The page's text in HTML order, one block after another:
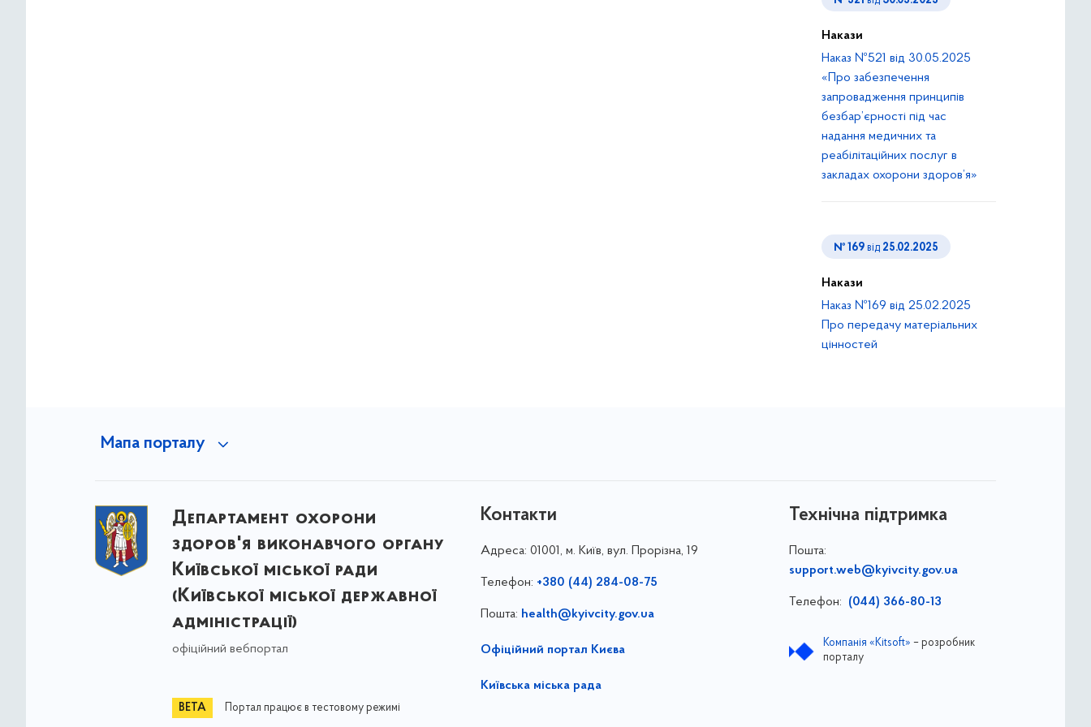
Накази
Наказ №521 від 30.05.2025
«Про забезпечення
запровадження принципів
безбар’єрності під час
надання медичних та
реабілітаційних послуг в
закладах охорони здоров’я»
№ 169 від 25.02.2025
Накази
Наказ №169 від 25.02.2025
Про передачу матеріальних
цінностей
Мапа порталу
Департамент охорони
здоров'я виконавчого органу
Київської міської ради
(Київської міської державної
адміністрації)
офіційний вебпортал
Портал працює в тестовому режимі
Контакти
Адреса: 01001, м. Київ, вул. Прорізна, 19
Телефон: +380 (44) 284-08-75
Пошта: health@kyivcity.gov.ua
Офіційний портал Києва
Київська міська рада
Технічна підтримка
Пошта:
support.web@kyivcity.gov.ua
Телефон: (044) 366-80-13
Компанія «Kitsoft» – розробник
порталу